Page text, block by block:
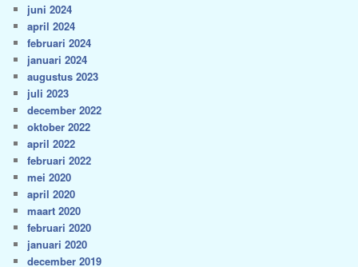
juni 2024
april 2024
februari 2024
januari 2024
augustus 2023
juli 2023
december 2022
oktober 2022
april 2022
februari 2022
mei 2020
april 2020
maart 2020
februari 2020
januari 2020
december 2019